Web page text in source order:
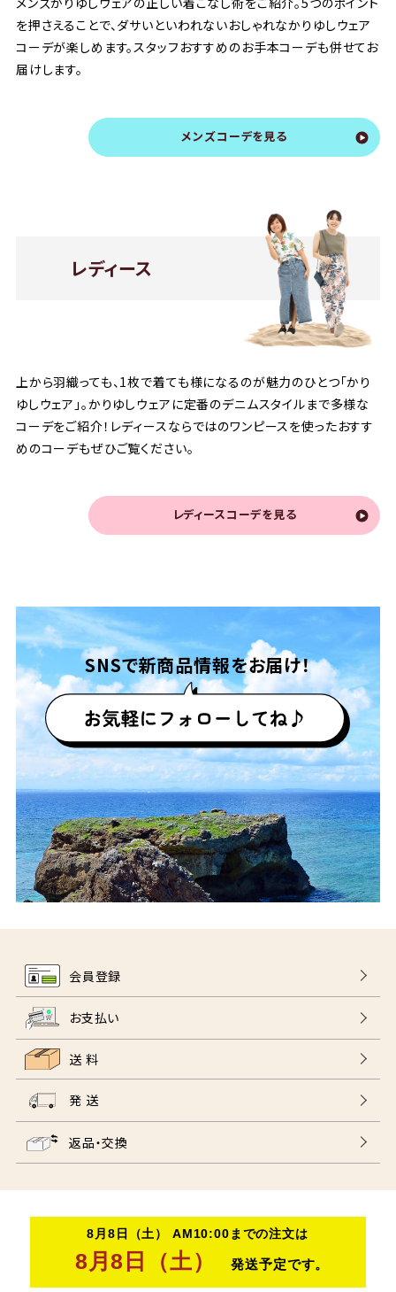
を押さえることで、ダサいといわれないおしゃれなかりゆしウェア
コーデが楽しめます。スタッフおすすめのお手本コーデも併せてお
届けします。
メンズコーデを見る
レディース
上から羽織っても、1枚で着ても様になるのが魅力のひとつ「かり
ゆしウェア」。かりゆしウェアに定番のデニムスタイルまで多様な
コーデをご紹介！レディースならではのワンピースを使ったおすす
めのコーデもぜひご覧ください。
レディースコーデを見る
SNSで新商品情報をお届け！
会員登録
お支払い
送 料
発 送
返品・交換